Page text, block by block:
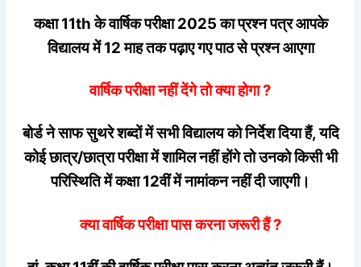
कक्षा 11th के वार्षिक परीक्षा 2025 का प्रश्न पत्र आपके
विद्यालय में 12 माह तक पढ़ाए गए पाठ से प्रश्न आएगा
वार्षिक परीक्षा नहीं देंगे तो क्या होगा ?
बोर्ड ने साफ सुथरे शब्दों में सभी विद्यालय को निर्देश दिया हैं, यदि
कोई छात्र/छात्रा परीक्षा में शामिल नहीं होंगे तो उनको किसी भी
परिस्थिति में कक्षा 12वीं में नामांकन नहीं दी जाएगी।
क्या वार्षिक परीक्षा पास करना जरूरी हैं ?